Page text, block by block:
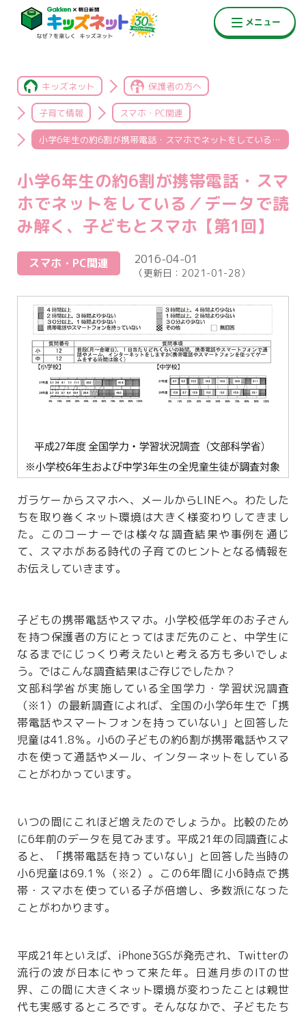
キッズネット 保護者の方へ
子育て情報 スマホ・PC関連
小学6年生の約6割が携帯電話・スマホでネットをしている／データで読み解く、子どもとスマホ【第1回】
小学6年生の約6割が携帯電話・スマ
ホでネットをしている／データで読
み解く、子どもとスマホ【第1回】
スマホ・PC関連 2016-04-01
（更新日： 2021-01-28）
ガラケーからスマホへ、メールからLINEへ。わたした
ちを取り巻くネット環境は大きく様変わりしてきまし
た。このコーナーでは様々な調査結果や事例を通じ
て、スマホがある時代の子育てのヒントとなる情報を
お伝えしていきます。
子どもの携帯電話やスマホ。小学校低学年のお子さん
を持つ保護者の方にとってはまだ先のこと、中学生に
なるまでにじっくり考えたいと考える方も多いでしょ
う。ではこんな調査結果はご存じでしたか？
文部科学省が実施している全国学力・学習状況調査
（※1）の最新調査によれば、全国の小学6年生で「携
帯電話やスマートフォンを持っていない」と回答した
児童は41.8％。小6の子どもの約6割が携帯電話やスマ
ホを使って通話やメール、インターネットをしている
ことがわかっています。
いつの間にこれほど増えたのでしょうか。比較のため
に6年前のデータを見てみます。平成21年の同調査によ
ると、「携帯電話を持っていない」と回答した当時の
小6児童は69.1％（※2）。この6年間に小6時点で携
帯・スマホを使っている子が倍増し、多数派になった
ことがわかります。
平成21年といえば、iPhone3GSが発売され、Twitterの
流行の波が日本にやって来た年。日進月歩のITの世
界、この間に大きくネット環境が変わったことは親世
代も実感するところです。そんななかで、子どもたち